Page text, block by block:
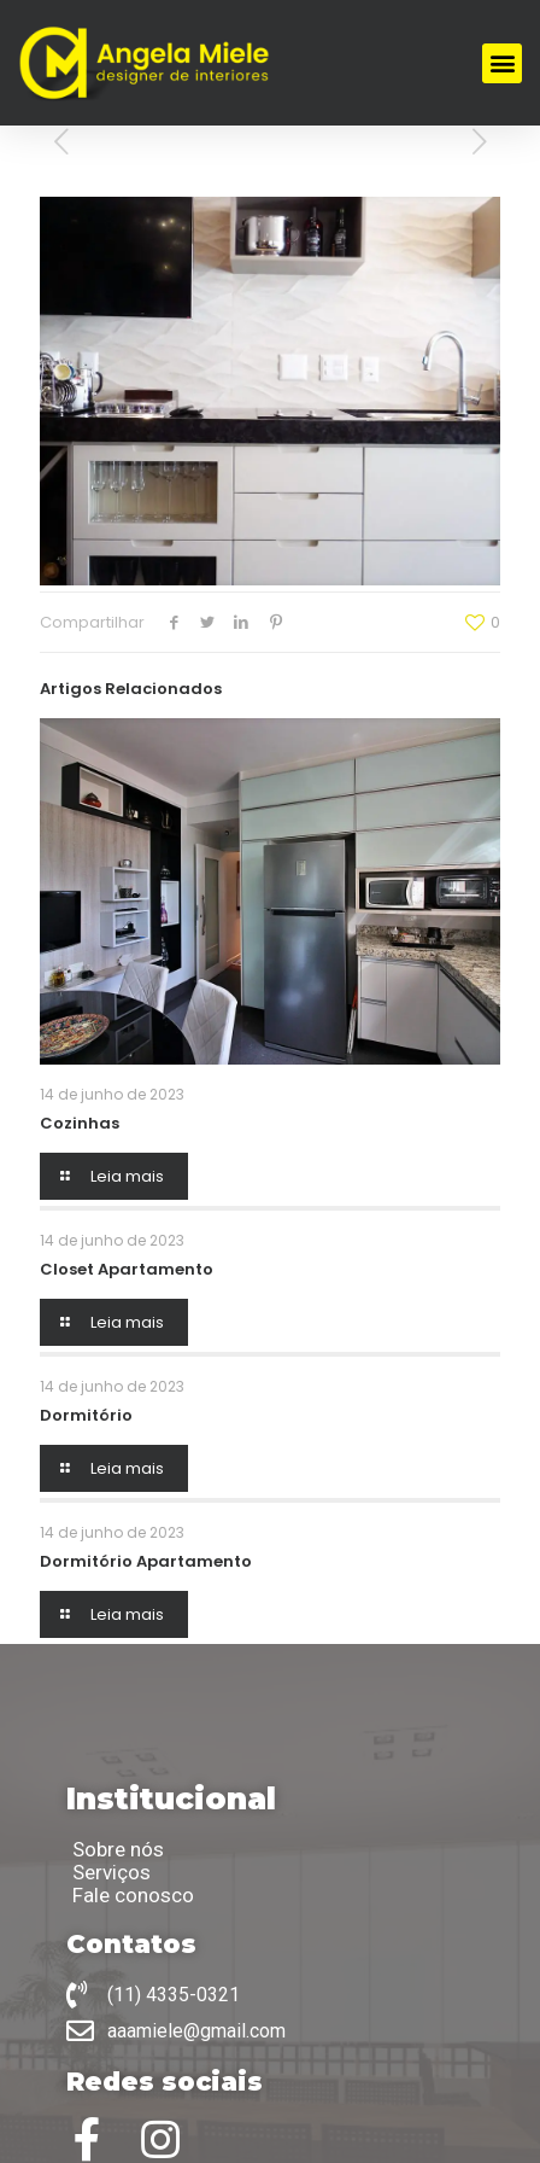
Compartilhar 0
Artigos Relacionados
14 de junho de 2023
Cozinhas
Leia mais
14 de junho de 2023
Closet Apartamento
Leia mais
14 de junho de 2023
Dormitório
Leia mais
14 de junho de 2023
Dormitório Apartamento
Leia mais
Institucional
Sobre nós
Serviços
Fale conosco
Contatos
(11) 4335-0321
aaamiele@gmail.com
Redes sociais